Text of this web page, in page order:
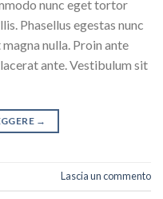
nunc eget tortor
Phasellus egestas nunc
nulla. Proin ante
ante. Vestibulum sit
→
Lascia un commento